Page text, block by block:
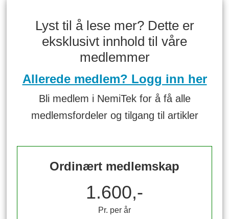
Lyst til å lese mer? Dette er
eksklusivt innhold til våre
medlemmer
Allerede medlem? Logg inn her
Bli medlem i NemiTek for å få alle
medlemsfordeler og tilgang til artikler
Ordinært medlemskap
1.600,-
Pr. per år